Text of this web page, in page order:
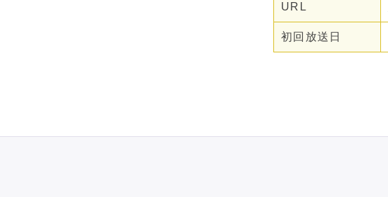
URL
初回放送日